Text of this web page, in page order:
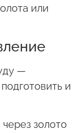
или
—
и
золото